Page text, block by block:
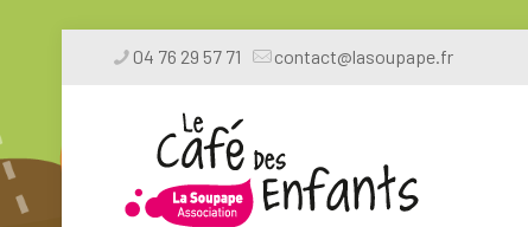
04 76 29 57 71 contact@lasoupape.fr